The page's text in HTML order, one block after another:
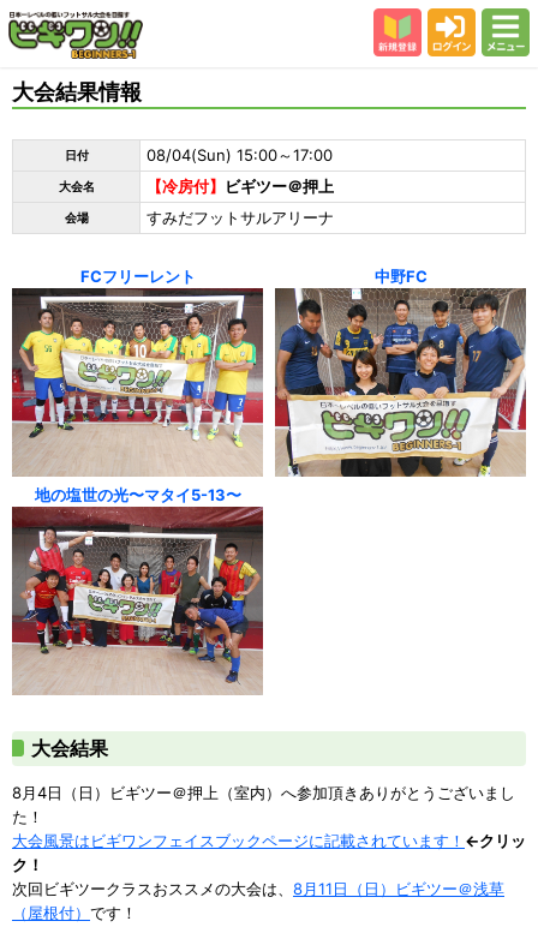
会場
大会結果
よくある質問
参加者の声
大会結果情報
日付 08/04(Sun) 15:00～17:00
大会名 【冷房付】 ビギツー＠押上
会場 すみだフットサルアリーナ
FCフリーレント 中野FC
地の塩世の光〜マタイ5-13〜
大会結果
8月4日（日）ビギツー＠押上（室内）へ参加頂きありがとうございまし
た！
大会風景はビギワンフェイスブックページに記載されています！ ←クリッ
ク！
次回ビギツークラスおススメの大会は、 8月11日（日）ビギツー＠浅草
（屋根付） です！